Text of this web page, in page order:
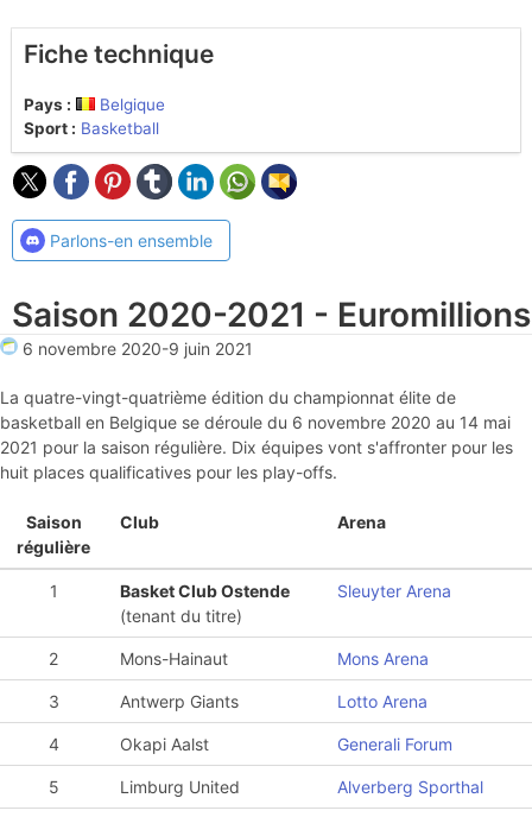
Fiche technique
Pays :
Belgique
Sport : Basketball
Parlons-en ensemble
Saison 2020-2021 - Euromillions
6 novembre 2020-9 juin 2021
La quatre-vingt-quatrième édition du championnat élite de
basketball en Belgique se déroule du 6 novembre 2020 au 14 mai
2021 pour la saison régulière. Dix équipes vont s'affronter pour les
huit places qualificatives pour les play-offs.
Saison
régulière
Club Arena
1
Basket Club Ostende
(tenant du titre)
Sleuyter Arena
2 Mons-Hainaut Mons Arena
3 Antwerp Giants Lotto Arena
4 Okapi Aalst Generali Forum
5 Limburg United Alverberg Sporthal